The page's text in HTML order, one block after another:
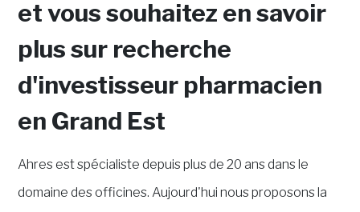
et vous souhaitez en savoir
plus sur recherche
d'investisseur pharmacien
en Grand Est
Ahres est spécialiste depuis plus de 20 ans dans le
domaine des officines. Aujourd'hui nous proposons la